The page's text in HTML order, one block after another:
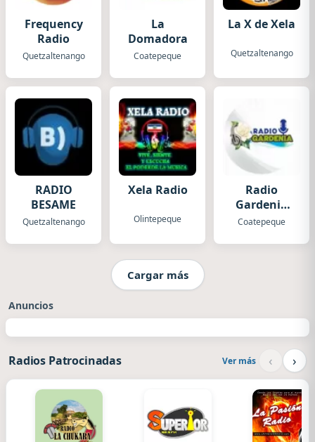
Frequency
Radio
Quetzaltenango
La
Domadora
Coatepeque
La X de Xela
Quetzaltenango
RADIO
BESAME
Quetzaltenango
Xela Radio
Olintepeque
Radio
Gardenia
Digital
Coatepeque
Cargar más
Anuncios
Radios Patrocinadas Ver más ‹ ›